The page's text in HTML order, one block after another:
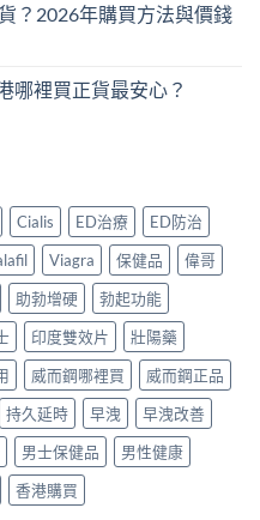
？2026年購買方法與價錢
哪裡買正貨最安心？
Cialis ED治療
ED防治
Viagra 保健品
偉哥
助勃增硬
勃起功能
印度雙效片
壯陽藥
威而鋼哪裡買
威而鋼正品
持久延時 早洩
早洩改善
男士保健品
男性健康
香港購買